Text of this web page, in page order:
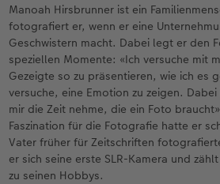
Manoah Hirsbrunner ist ein
fotografiert er, wenn er eine
Geschwistern macht. Dabei legt er den
speziellen Momente: «Ich versuche mit
Gezeigte so zu präsentieren, wie ich es
versuche, eine Emotion zu zeigen.
mir die Zeit nehme, die ein Foto
Faszination für die Fotografie hatte er
Vater früher für Zeitschriften
er sich seine erste SLR-Kamera und
zu seinen Hobbys.